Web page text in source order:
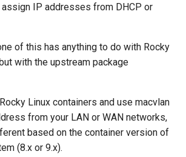
IP addresses from DHCP or
of this has anything to do with Rocky
with the upstream package
Linux containers and use macvlan
from your LAN or WAN networks,
based on the container version of
(8.x or 9.x).